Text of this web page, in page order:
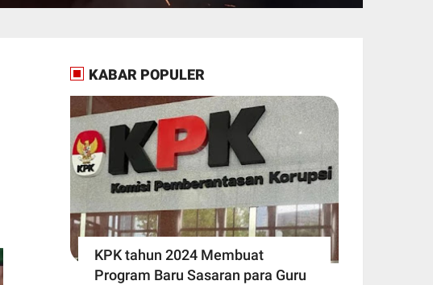
KABAR POPULER
KPK tahun 2024 Membuat
Program Baru Sasaran para Guru